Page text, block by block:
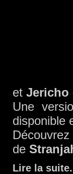
et Jericho
Une
disponible
de
Lire la suite